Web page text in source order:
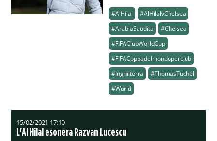
#AlHilal
#AlHilalvChelsea
#ArabiaSaudita
#Chelsea
#FIFAClubWorldCup
#FIFACoppadelmondoperclub
#Inghilterra
#ThomasTuchel
#World
15/02/2021 17:10
L'Al Hilal esonera Razvan Lucescu